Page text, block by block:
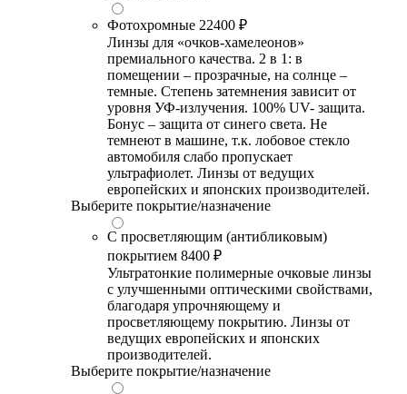
Фотохромные 22400 ₽
Линзы для «очков-хамелеонов»
премиального качества. 2 в 1: в
помещении – прозрачные, на солнце –
темные. Степень затемнения зависит от
уровня УФ-излучения. 100% UV- защита.
Бонус – защита от синего света. Не
темнеют в машине, т.к. лобовое стекло
автомобиля слабо пропускает
ультрафиолет. Линзы от ведущих
европейских и японских производителей.
Выберите покрытие/назначение
С просветляющим (антибликовым)
покрытием 8400 ₽
Ультратонкие полимерные очковые линзы
с улучшенными оптическими свойствами,
благодаря упрочняющему и
просветляющему покрытию. Линзы от
ведущих европейских и японских
производителей.
Выберите покрытие/назначение